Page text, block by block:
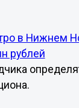
в Нижнем
рублей